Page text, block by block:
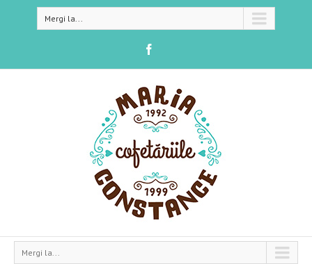
Mergi la...
Mergi la...